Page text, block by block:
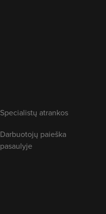
Specialistų atrankos
Darbuotojų paieška
pasaulyje